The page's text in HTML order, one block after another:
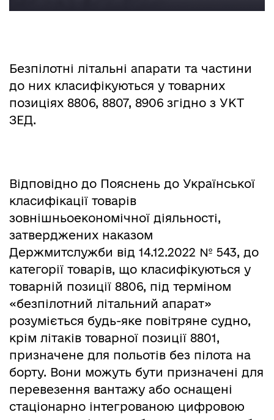
Безпілотні літальні апарати та частини
до них класифікуються у товарних
позиціях 8806, 8807, 8906 згідно з УКТ
ЗЕД.
Відповідно до Пояснень до Української
класифікації товарів
зовнішньоекономічної діяльності,
затверджених наказом
Держмитслужби від 14.12.2022 № 543, до
категорії товарів, що класифікуються у
товарній позиції 8806, під терміном
«безпілотний літальний апарат»
розуміється будь-яке повітряне судно,
крім літаків товарної позиції 8801,
призначене для польотів без пілота на
борту. Вони можуть бути призначені для
перевезення вантажу або оснащені
стаціонарно інтегрованою цифровою